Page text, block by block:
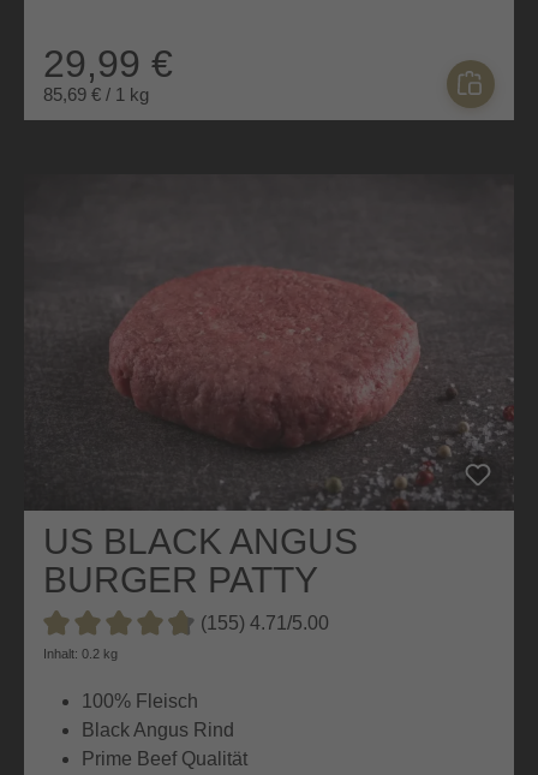
29,99 €
85,69 € / 1 kg
US BLACK ANGUS
BURGER PATTY
Durchschnittliche Bewertung von 4.7 von 5 Sternen
(155) 4.71/5.00
Inhalt: 0.2 kg
100% Fleisch
Black Angus Rind
Prime Beef Qualität